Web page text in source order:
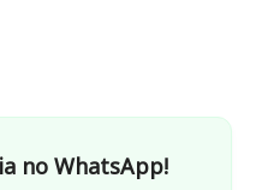
no WhatsApp!